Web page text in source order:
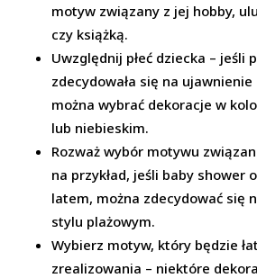
motyw związany z jej hobby,
czy książką.
Uwzględnij płeć dziecka – jeśli
zdecydowała się na ujawnienie
można wybrać dekoracje w
lub niebieskim.
Rozważ wybór motywu
na przykład, jeśli baby shower
latem, można zdecydować się
stylu plażowym.
Wybierz motyw, który będzie
zrealizowania – niektóre